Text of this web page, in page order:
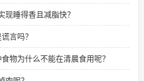
睡得香且减脂快？
言吗？
物为什么不能在清晨食用呢？